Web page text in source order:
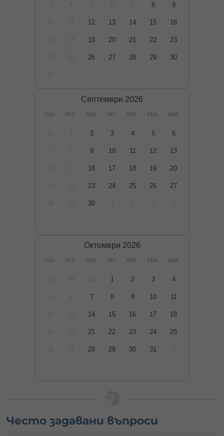
8 9
12 13 14 15 16
19 20 21 22 23
26 27 28 29 30
Септември 2026
пон. вто. сря. чет. пет. съб. нед.
2 3 4 5 6
9 10 11 12 13
16 17 18 19 20
23 24 25 26 27
30
Октомври 2026
пон. вто. сря. чет. пет. съб. нед.
1 2 3 4
7 8 9 10 11
14 15 16 17 18
21 22 23 24 25
28 29 30 31
Често задавани въпроси